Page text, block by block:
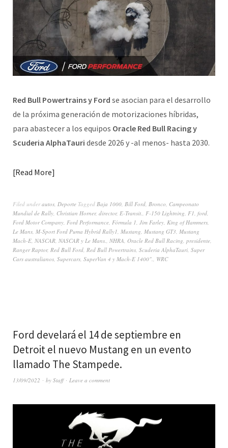
Red Bull Powertrains y Ford se asocian para el desarrollo
de la próxima generación de motorizaciones híbridas,
para abastecer a los equipos Oracle Red Bull Racing y
Scuderia AlphaTauri desde 2026 y -al menos- hasta 2030.
Read More
Filed underautos, Deporte Tagged Baja 1000, Bill Ford, Bronco, Campeonato
Mundial de Rally, Christian Horner, director, E-Transit., F-150 Lightning, F1, ford,
Ford Motor Company, Ford Performance, Fórmula 1, Jim Farley, King of Hammers,
Le Mans, M-Sport Ford Puma Hybrid Rally1, Mustang, Mustang GT3, Mustang
Mach-E, NASCAR, NASCAR y Le Mans., NHRA, Oracle Red Bull Racing, presidente,
Ranger Raptor, Red Bull Ford, Red Bull Powertrains, Scuderia AlphaTauri, Super
Cars australianos, Supercars, SuperVan 4 y Mach-E 1400"., WRC
Ford develará el 14 de septiembre en
Detroit el nuevo Mustang en un evento
llamado The Stampede.
13/09/2022 by Staff Leave a comment